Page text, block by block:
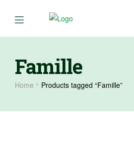
Famille
Home Products tagged “Famille”